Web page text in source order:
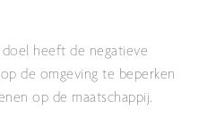
heeft de negatieve
de omgeving te beperken
op de maatschappij.